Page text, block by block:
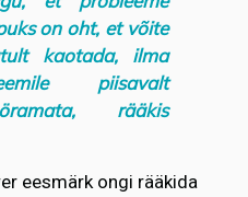
on oht, et võite
kaotada, ilma
piisavalt
rääkis
eesmärk ongi rääkida